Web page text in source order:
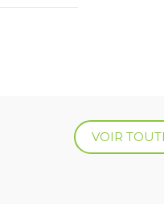
VOIR